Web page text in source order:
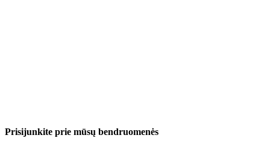
Prisijunkite prie mūsų bendruomenės